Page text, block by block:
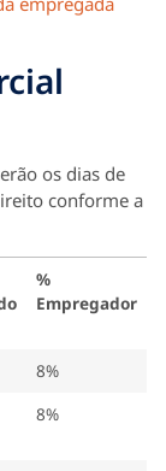
os dias de
conforme a
%
Empregador
8%
8%